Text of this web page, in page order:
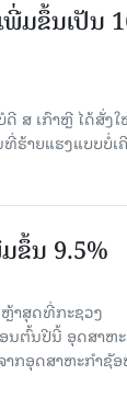
ມຂຶ້ນເປັນ
ສ ເກົາຫຼີ ໄດ້ສັ່ງ
ຮ້າຍແຮງແບບບໍ່ເ
ຂຶ້ນ 9.5%
ຫຼ້າສຸດທີ່ກະຊວງ
ອນຕົ້ນປີນີ້ ອຸດສາຫ
າກອຸດສາຫະກຳຊັ